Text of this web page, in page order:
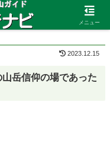
2023.12.15
岳信仰の場であった
メニュー